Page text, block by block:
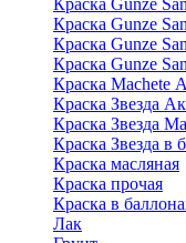
Краска Gunze
Краска Gunze
Краска Gunze
Краска Gunze
Краска Machete
Краска Звезда
Краска Звезда
Краска Звезда в
Краска масляная
Краска прочая
Краска в
Лак